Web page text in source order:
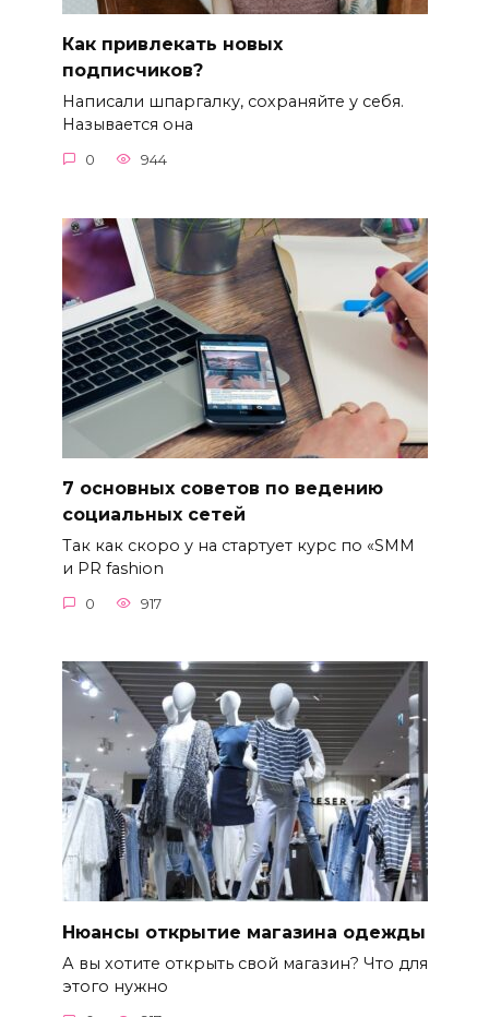
Как привлекать новых
подписчиков?
Написали шпаргалку, сохраняйте у себя.
Называется она
0 944
7 основных советов по ведению
социальных сетей
Так как скоро у на стартует курс по «SMM
и PR fashion
0 917
Нюансы открытие магазина одежды
А вы хотите открыть свой магазин? Что для
этого нужно